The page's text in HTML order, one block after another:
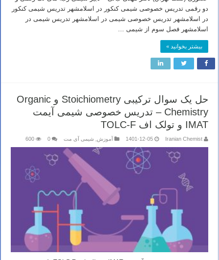
دو رقمی تدریس خصوصی شیمی کنکور در اسلامشهر تدریس شیمی کنکور
در اسلامشهر تدریس خصوصی شیمی در اسلامشهر تدریس شیمی در
اسلامشهر فصل سوم از شیمی …
بیشتر بخوانید »
حل یک سوال ترکیبی Stoichiometry و Organic
Chemistry – تدریس خصوصی شیمی آیمت
IMAT و تولک اف TOLC-F
Iranian Chemist
1401-12-05 آموزش شیمی آی مت 0
600